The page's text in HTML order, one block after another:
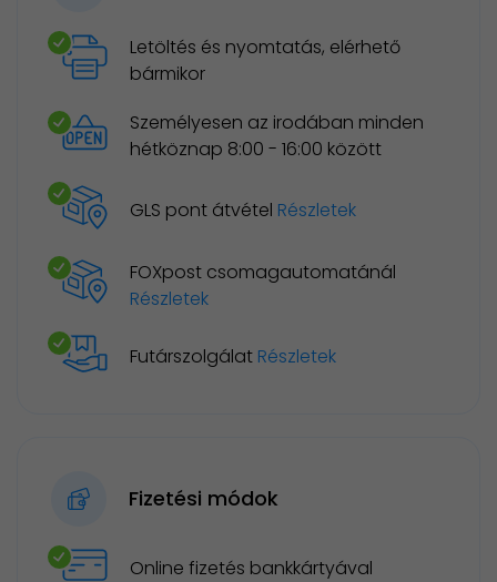
Letöltés és nyomtatás, elérhető
bármikor
Személyesen az irodában minden
hétköznap 8:00 - 16:00 között
GLS pont átvétel Részletek
FOXpost csomagautomatánál
Részletek
Futárszolgálat Részletek
Fizetési módok
Online fizetés bankkártyával